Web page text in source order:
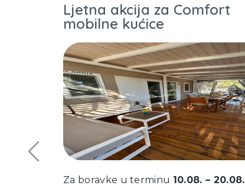
Ljetna akcija za Comfort
mobilne kućice
Za boravke u terminu 10.08. – 20.08.